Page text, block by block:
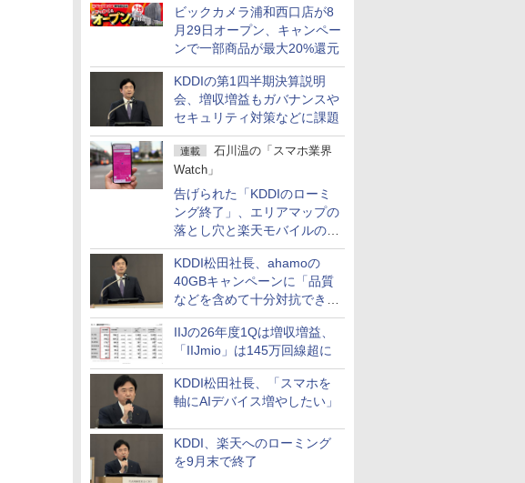
ビックカメラ浦和西口店が8
月29日オープン、キャンペー
ンで一部商品が最大20%還元
KDDIの第1四半期決算説明
会、増収増益もガバナンスや
セキュリティ対策などに課題
連載
石川温の「スマホ業界
Watch」
告げられた「KDDIのローミ
ング終了」、エリアマップの
落とし穴と楽天モバイルの課
題
KDDI松田社長、ahamoの
40GBキャンペーンに「品質
などを含めて十分対抗でき
る」
IIJの26年度1Qは増収増益、
「IIJmio」は145万回線超に
KDDI松田社長、「スマホを
軸にAIデバイス増やしたい」
KDDI、楽天へのローミング
を9月末で終了